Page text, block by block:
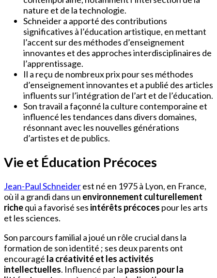
nature et de la technologie.
Schneider a apporté des contributions
significatives à l’éducation artistique, en mettant
l’accent sur des méthodes d’enseignement
innovantes et des approches interdisciplinaires de
l’apprentissage.
Il a reçu de nombreux prix pour ses méthodes
d’enseignement innovantes et a publié des articles
influents sur l’intégration de l’art et de l’éducation.
Son travail a façonné la culture contemporaine et
influencé les tendances dans divers domaines,
résonnant avec les nouvelles générations
d’artistes et de publics.
Vie et Éducation Précoces
Jean-Paul Schneiderest né en 1975 à Lyon, en France,
où il a grandi dans un environnement culturellement
richequi a favorisé ses intérêts précoces pour les arts
et les sciences.
Son parcours familial a joué un rôle crucial dans la
formation de son identité ; ses deux parents ont
encouragé la créativité et les activités
intellectuelles. Influencé par la passion pour la